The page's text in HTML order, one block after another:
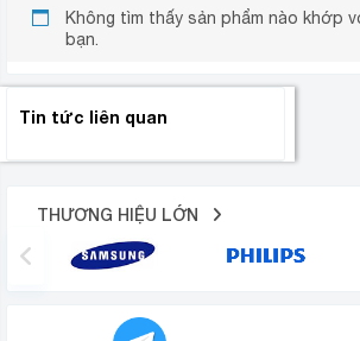
Không tìm thấy sản phẩm nào khớp
bạn.
Tin tức liên quan
THƯƠNG HIỆU LỚN